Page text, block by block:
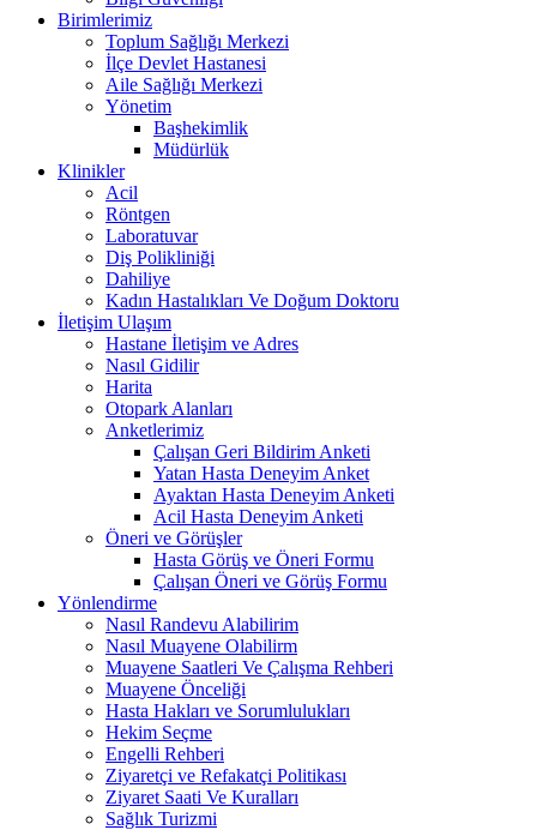
Birimlerimiz
Toplum Sağlığı Merkezi
İlçe Devlet Hastanesi
Aile Sağlığı Merkezi
Yönetim
Başhekimlik
Müdürlük
Klinikler
Acil
Röntgen
Laboratuvar
Diş Polikliniği
Dahiliye
Kadın Hastalıkları Ve Doğum Doktoru
İletişim Ulaşım
Hastane İletişim ve Adres
Nasıl Gidilir
Harita
Otopark Alanları
Anketlerimiz
Çalışan Geri Bildirim Anketi
Yatan Hasta Deneyim Anket
Ayaktan Hasta Deneyim Anketi
Acil Hasta Deneyim Anketi
Öneri ve Görüşler
Hasta Görüş ve Öneri Formu
Çalışan Öneri ve Görüş Formu
Yönlendirme
Nasıl Randevu Alabilirim
Nasıl Muayene Olabilirm
Muayene Saatleri Ve Çalışma Rehberi
Muayene Önceliği
Hasta Hakları ve Sorumlulukları
Hekim Seçme
Engelli Rehberi
Ziyaretçi ve Refakatçi Politikası
Ziyaret Saati Ve Kuralları
Sağlık Turizmi